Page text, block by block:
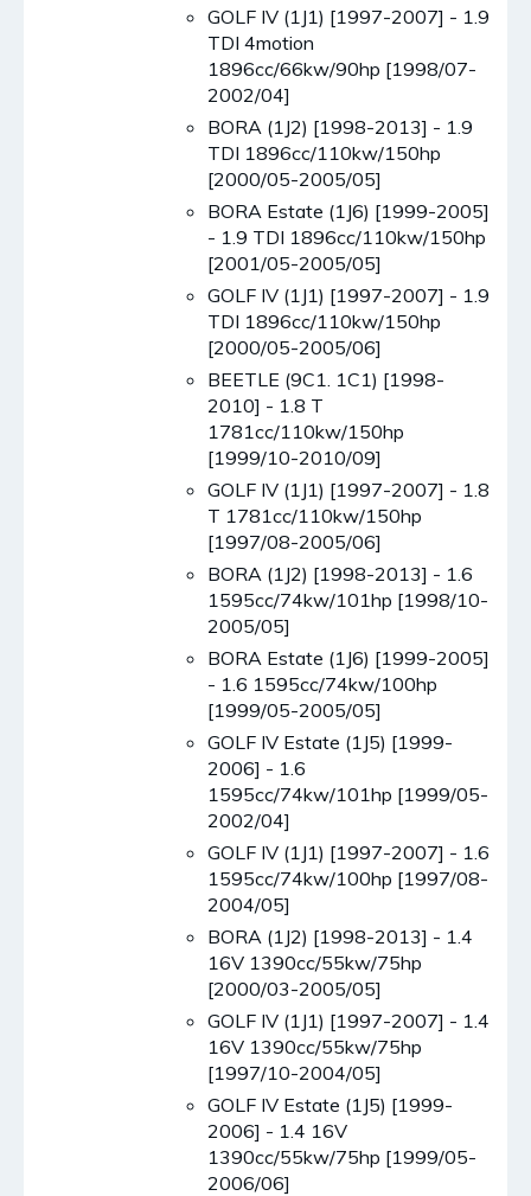
GOLF IV (1J1) [1997-2007] - 1.9
TDI 4motion
1896cc/66kw/90hp [1998/07-
2002/04]
BORA (1J2) [1998-2013] - 1.9
TDI 1896cc/110kw/150hp
[2000/05-2005/05]
BORA Estate (1J6) [1999-2005]
- 1.9 TDI 1896cc/110kw/150hp
[2001/05-2005/05]
GOLF IV (1J1) [1997-2007] - 1.9
TDI 1896cc/110kw/150hp
[2000/05-2005/06]
BEETLE (9C1. 1C1) [1998-
2010] - 1.8 T
1781cc/110kw/150hp
[1999/10-2010/09]
GOLF IV (1J1) [1997-2007] - 1.8
T 1781cc/110kw/150hp
[1997/08-2005/06]
BORA (1J2) [1998-2013] - 1.6
1595cc/74kw/101hp [1998/10-
2005/05]
BORA Estate (1J6) [1999-2005]
- 1.6 1595cc/74kw/100hp
[1999/05-2005/05]
GOLF IV Estate (1J5) [1999-
2006] - 1.6
1595cc/74kw/101hp [1999/05-
2002/04]
GOLF IV (1J1) [1997-2007] - 1.6
1595cc/74kw/100hp [1997/08-
2004/05]
BORA (1J2) [1998-2013] - 1.4
16V 1390cc/55kw/75hp
[2000/03-2005/05]
GOLF IV (1J1) [1997-2007] - 1.4
16V 1390cc/55kw/75hp
[1997/10-2004/05]
GOLF IV Estate (1J5) [1999-
2006] - 1.4 16V
1390cc/55kw/75hp [1999/05-
2006/06]